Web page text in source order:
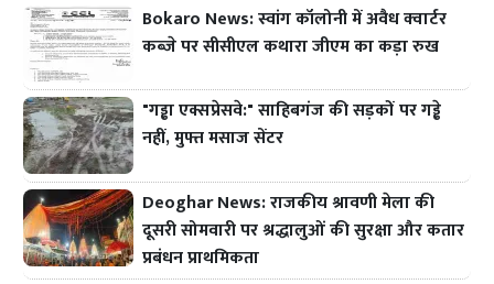
Bokaro News: स्वांग कॉलोनी में अवैध क्वार्टर
कब्जे पर सीसीएल कथारा जीएम का कड़ा रुख
"गड्ढा एक्सप्रेसवे:" साहिबगंज की सड़कों पर गड्ढे
नहीं, मुफ्त मसाज सेंटर
Deoghar News: राजकीय श्रावणी मेला की
दूसरी सोमवारी पर श्रद्धालुओं की सुरक्षा और कतार
प्रबंधन प्राथमिकता